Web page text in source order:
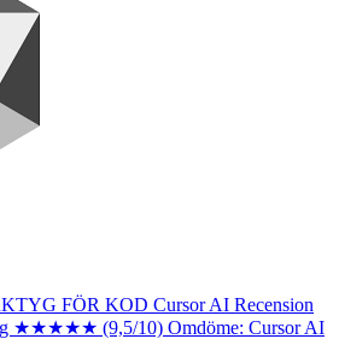
FÖR KOD Cursor AI Recension
★★★★★ (9,5/10) Omdöme: Cursor AI